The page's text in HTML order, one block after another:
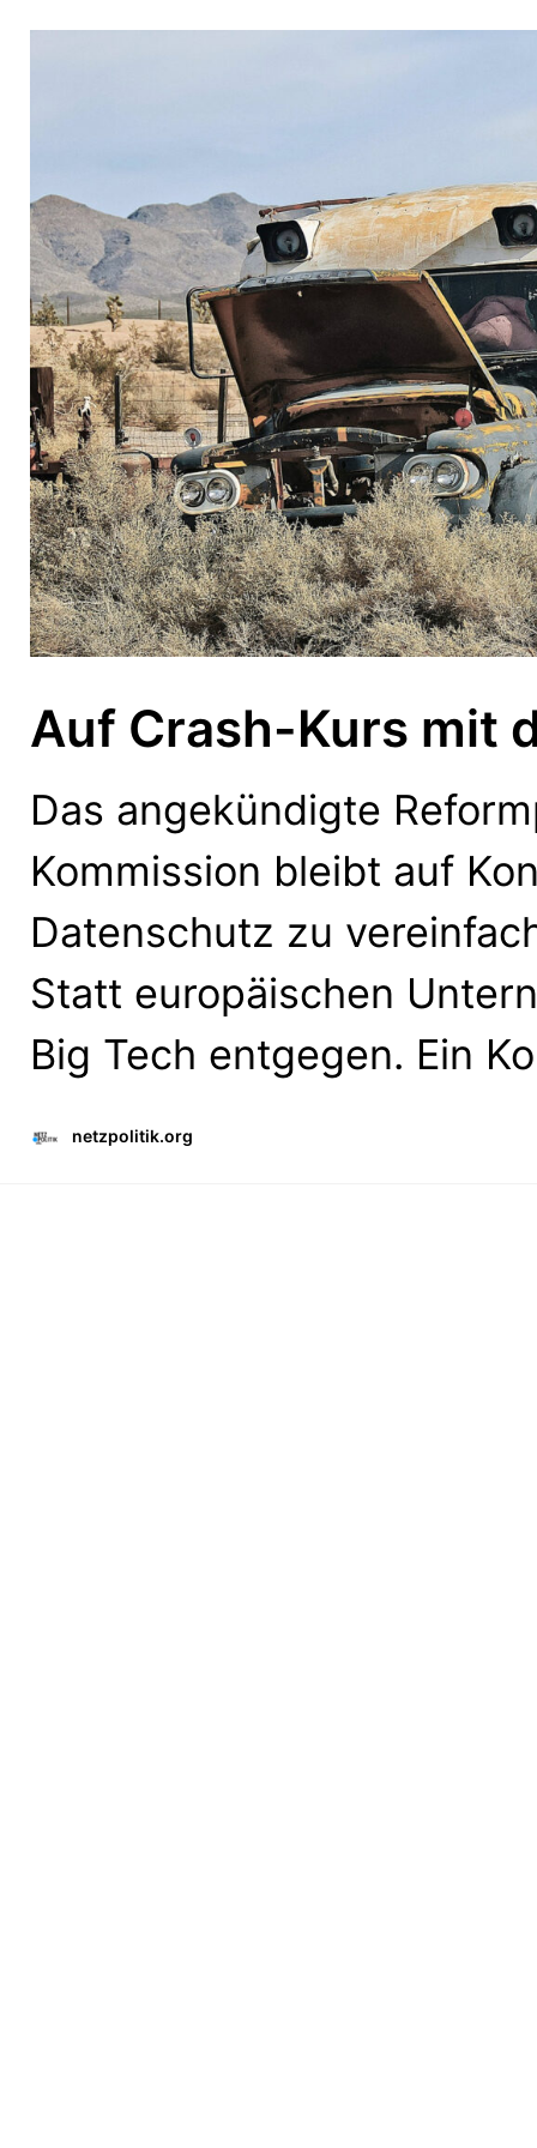
Auf Crash-Kurs mit
Das angekündigte
Kommission bleibt auf
Datenschutz zu
Statt europäischen
Big Tech entgegen. Ein
netzpolitik.org